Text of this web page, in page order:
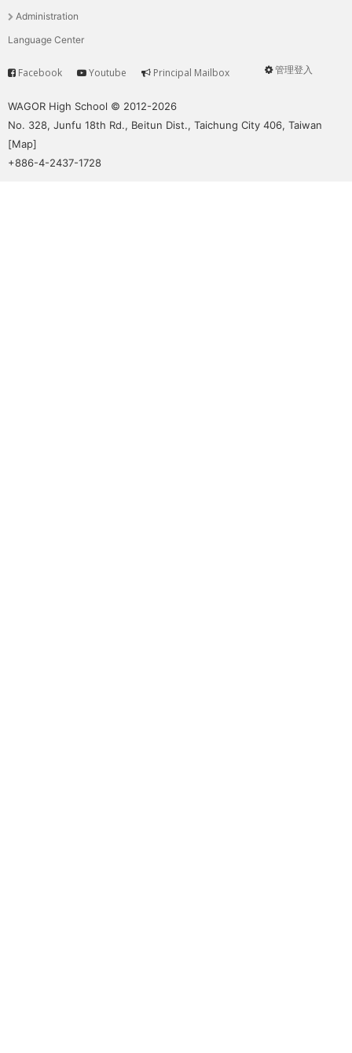
單Administration
Language Center
User
管理登入
Service
Facebook Youtube Principal Mailbox
WAGOR High School © 2012-2026
No. 328, Junfu 18th Rd., Beitun Dist., Taichung City 406, Taiwan
[Map]
+886-4-2437-1728